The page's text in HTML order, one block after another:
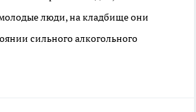
люди, на кладбище они
сильного алкогольного